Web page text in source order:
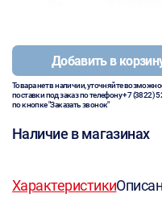
Добавить в
Товара нет в наличии, уточняйте
поставки под заказ по телефону+7 (3822)
по кнопке "Заказать звонок"
Наличие в магазинах
Характеристики